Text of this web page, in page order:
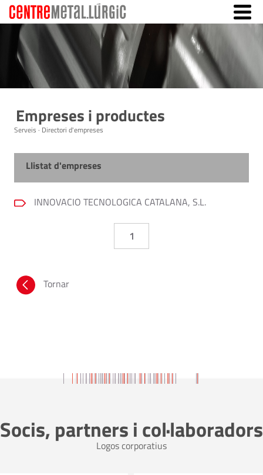
Empreses i productes
Serveis · Directori d'empreses
Llistat d'empreses
INNOVACIO TECNOLOGICA CATALANA, S.L.
1
Tornar
Socis, partners i col·laboradors
Logos corporatius